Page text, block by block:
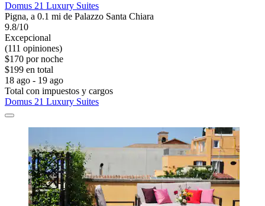
Domus 21 Luxury Suites
Pigna, a 0.1 mi de Palazzo Santa Chiara
9.8/10
Excepcional
(111 opiniones)
$170 por noche
$199 en total
18 ago - 19 ago
Total con impuestos y cargos
Domus 21 Luxury Suites